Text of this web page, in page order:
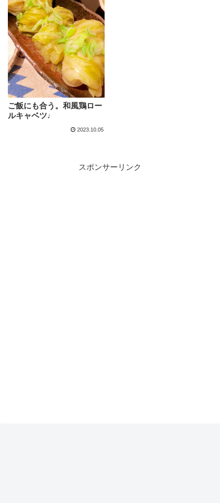
ご飯にも合う。和風鶏ロー
ルキャベツ♩
2023.10.05
スポンサーリンク